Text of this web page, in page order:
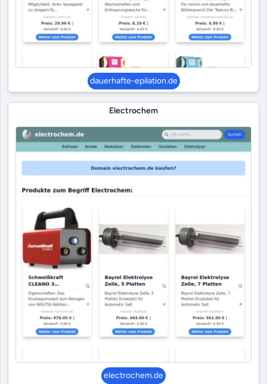
dauerhafte-epilation.de
Electrochem
electrochem.de